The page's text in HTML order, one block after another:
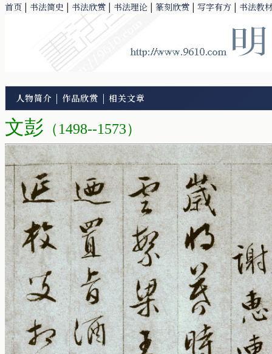
首页 | 书法简史 | 书法欣赏 | 书法理论 | 篆刻欣赏 | 写字有方 | 书法教
人物简介 | 作品欣赏 | 相关文章
文彭 （1498--1573）